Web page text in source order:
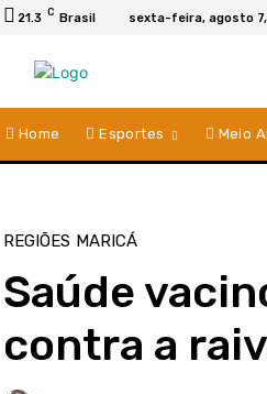
21.3 C Brasil sexta-feira, agosto
Home Esportes Meio
REGIÕES MARICÁ
Saúde
contra a